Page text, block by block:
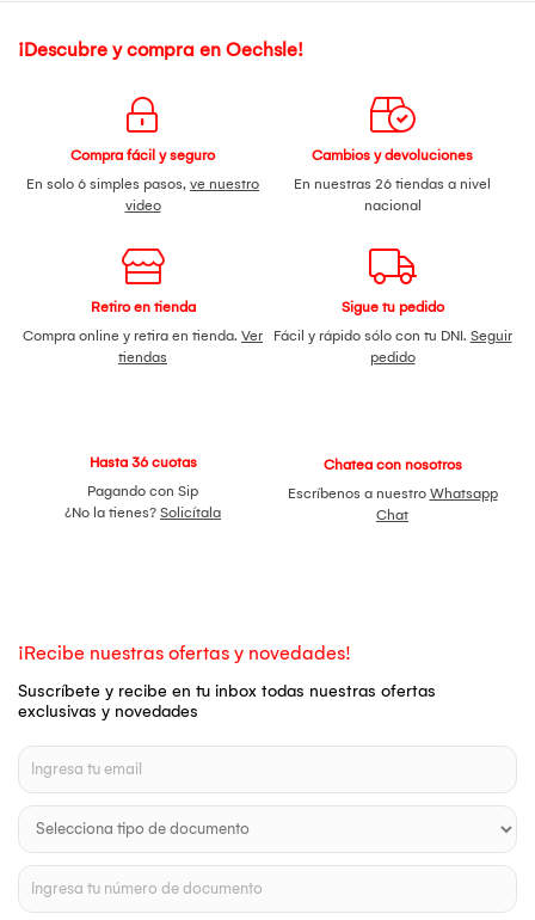
¡Descubre y compra en Oechsle!
Compra fácil y seguro
En solo 6 simples pasos, ve nuestro
video
Cambios y devoluciones
En nuestras 26 tiendas a nivel
nacional
Retiro en tienda
Compra online y retira en tienda. Ver
tiendas
Sigue tu pedido
Fácil y rápido sólo con tu DNI. Seguir
pedido
Hasta 36 cuotas
Pagando con Sip
¿No la tienes? Solicítala
Chatea con nosotros
Escríbenos a nuestro Whatsapp
Chat
¡Recibe nuestras ofertas y novedades!
Suscríbete y recibe en tu inbox todas nuestras ofertas
exclusivas y novedades